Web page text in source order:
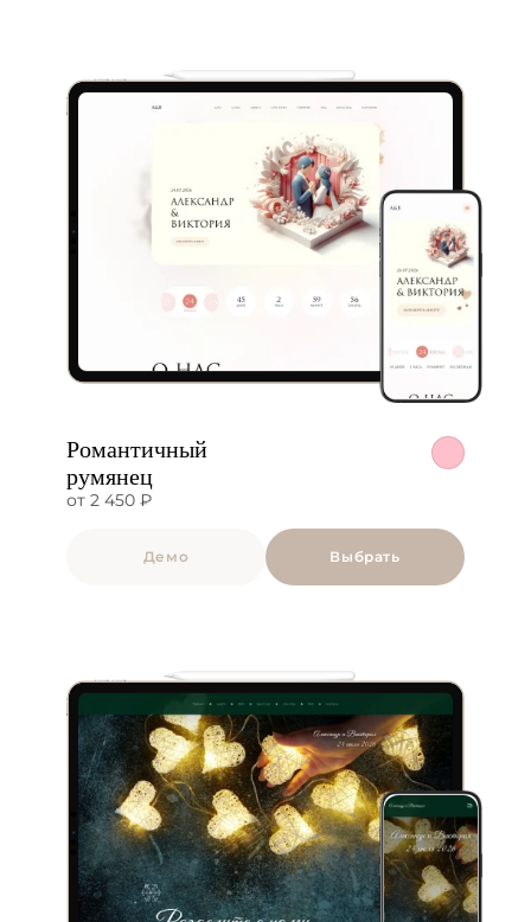
Романтичный
румянец
от 2 450 ₽
Демо Выбрать